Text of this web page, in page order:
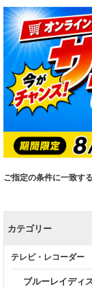
ご指定の条件に一致す
カテゴリー
テレビ・レコーダー
ブルーレイディ